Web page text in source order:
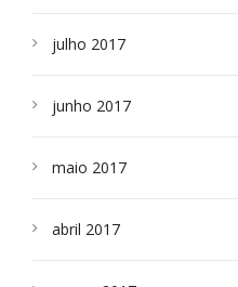
julho 2017
junho 2017
maio 2017
abril 2017